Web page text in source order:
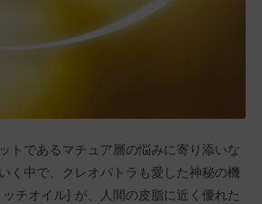
トであるマチュア層の悩みに寄り添いな
く中で、クレオパトラも愛した神秘の機
チオイル] が、人間の皮脂に近く優れた